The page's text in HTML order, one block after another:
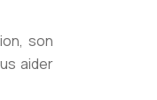
son
aider